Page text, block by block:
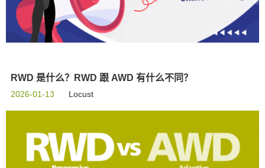
RWD 是什么？RWD 跟 AWD 有什么不同？
2026-01-13 Locust